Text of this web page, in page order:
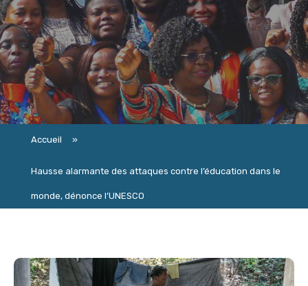
Accueil »
Hausse alarmante des attaques contre l’éducation dans le
monde, dénonce l’UNESCO